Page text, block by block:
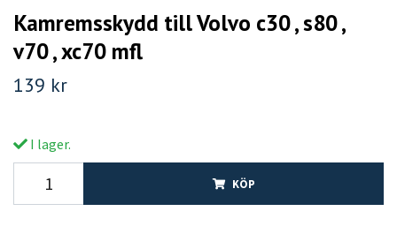
Kamremsskydd till Volvo c30 , s80 ,
v70 , xc70 mfl
139 kr
I lager.
KÖP